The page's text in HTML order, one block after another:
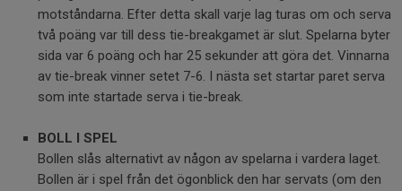
motståndarna. Efter detta skall varje lag turas om och serva
två poäng var till dess tie-breakgamet är slut. Spelarna byter
sida var 6 poäng och har 25 sekunder att göra det. Vinnarna
av tie-break vinner setet 7-6. I nästa set startar paret serva
som inte startade serva i tie-break.
BOLL I SPEL
Bollen slås alternativt av någon av spelarna i vardera laget.
Bollen är i spel från det ögonblick den har servats (om den